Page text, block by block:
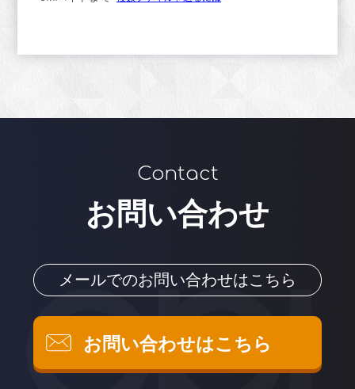
Contact
お問い合わせ
メールでのお問い合わせはこちら
お問い合わせはこちら